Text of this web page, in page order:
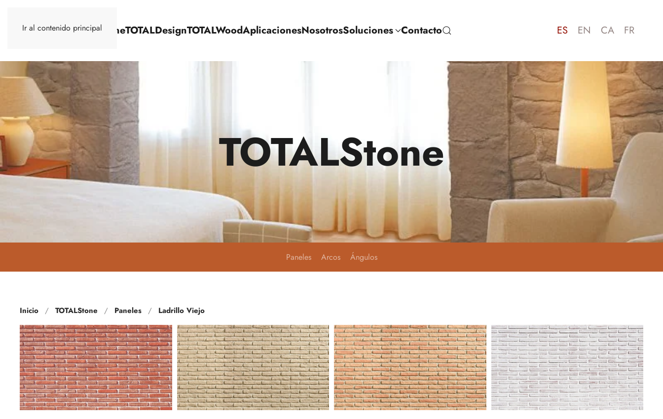
Ir al contenido principal
TOTALStoneTOTALDesignTOTALWoodAplicacionesNosotrosSoluciones Contacto ES EN CA FR
TOTALStone
Paneles Arcos Ángulos
Inicio TOTALStone Paneles Ladrillo Viejo